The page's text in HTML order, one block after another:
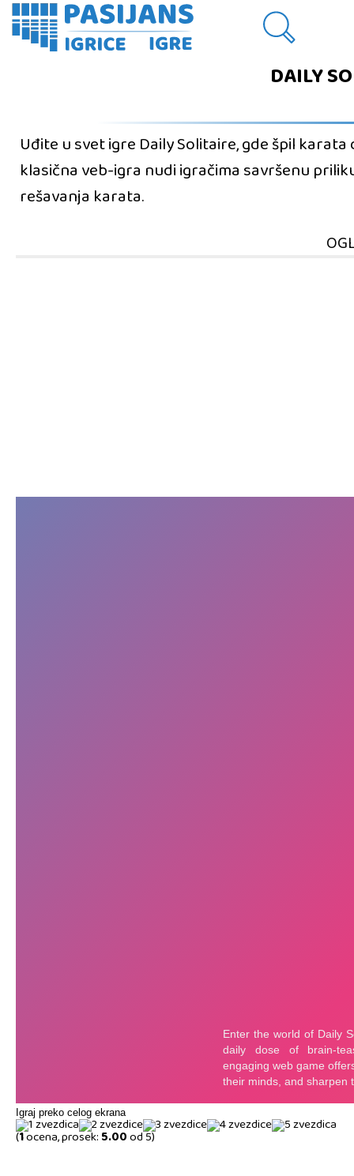
DAILY
Uđite u svet igre Daily Solitaire, gde špil
klasična veb-igra nudi igračima savršenu
rešavanja karata.
Igraj preko celog ekrana
(1ocena, prosek:5.00od 5)